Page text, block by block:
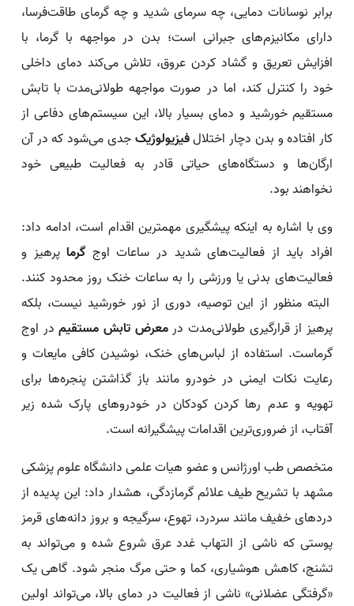
برابر نوسانات دمایی، چه سرمای شدید و چه گرمای طاقت‌فرسا،
دارای مکانیزم‌های جبرانی است؛ بدن در مواجهه با گرما، با
افزایش تعریق و گشاد کردن عروق، تلاش می‌کند دمای داخلی
خود را کنترل کند، اما در صورت مواجهه طولانی‌مدت با تابش
مستقیم خورشید و دمای بسیار بالا، این سیستم‌های دفاعی از
کار افتاده و بدن دچار اختلالفیزیولوژیکجدی می‌شود که در آن
ارگان‌ها و دستگاه‌های حیاتی قادر به فعالیت طبیعی خود
نخواهند بود.
وی با اشاره به اینکه پیشگیری مهمترین اقدام است، ادامه داد:
افراد باید از فعالیت‌های شدید در ساعات اوج گرماپرهیز و
فعالیت‌های بدنی یا ورزشی را به ساعات خنک روز محدود کنند.
البته منظور از این توصیه، دوری از نور خورشید نیست، بلکه
پرهیز از قرارگیری طولانی‌مدت درمعرض تابش مستقیم در اوج
گرماست. استفاده از لباس‌های خنک، نوشیدن کافی مایعات و
رعایت نکات ایمنی در خودرو مانند باز گذاشتن پنجره‌ها برای
تهویه و عدم رها کردن کودکان در خودروهای پارک شده زیر
آفتاب، از ضروری‌ترین اقدامات پیشگیرانه است.
متخصص طب اورژانس و عضو هیات علمی دانشگاه علوم پزشکی
مشهد با تشریح طیف علائم گرمازدگی، هشدار داد: این پدیده از
دردهای خفیف مانند سردرد، تهوع، سرگیجه و بروز دانه‌های قرمز
پوستی که ناشی از التهاب غدد عرق شروع شده و می‌تواند به
تشنج، کاهش هوشیاری، کما و حتی مرگ منجر شود. گاهی یک
«گرفتگی عضلانی» ناشی از فعالیت در دمای بالا، می‌تواند اولین